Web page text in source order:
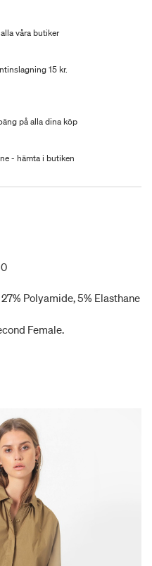
våra butiker
15 kr.
på alla dina köp
- hämta i butiken
Polyamide, 5% Elasthane
Female.